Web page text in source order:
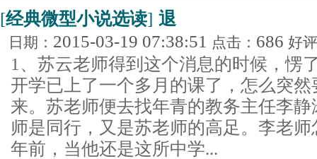
[经典微型小说选读] 退
日期： 2015-03-19 07:38:51 点击： 686 好
1、苏云老师得到这个消息的时候，愣
开学已上了一个多月的课了，怎么突
来。苏老师便去找年青的教务主任李
师是同行，又是苏老师的高足。李老
年前，当他还是这所中学...